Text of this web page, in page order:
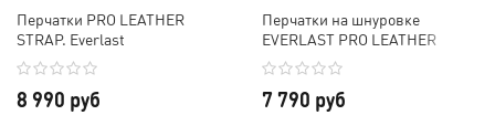
Перчатки PRO LEATHER
STRAP. Everlast
8 990 руб
Перчатки на шнуровке
EVERLAST PRO LEATHER
LACED
7 790 руб